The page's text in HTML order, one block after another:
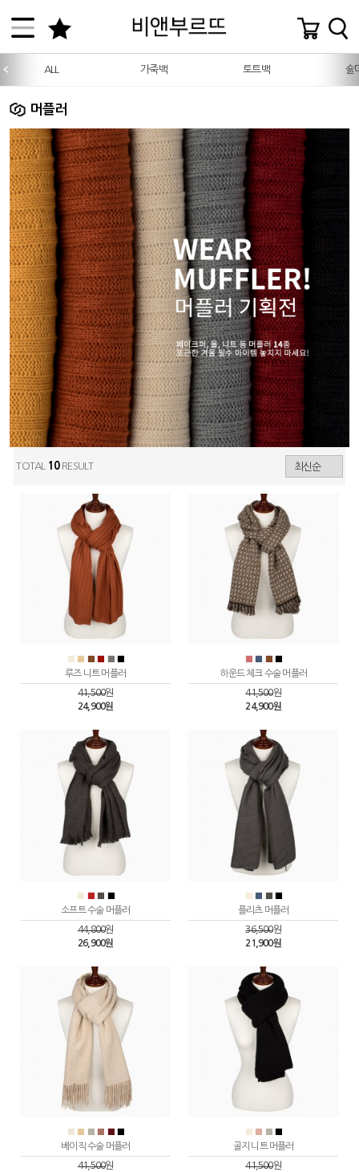
ALL 가죽백 토트백 숄
머플러
TOTAL 10RESULT
루즈 니트 머플러
41,500원
24,900원
하운드 체크 수술 머플러
41,500원
24,900원
■ ■ ■ ■
소프트 수술 머플러
44,800원
26,900원
■ ■ ■ ■
플리츠 머플러
36,500원
21,900원
베이직 수술 머플러
41,500원
골지 니트 머플러
41,500원